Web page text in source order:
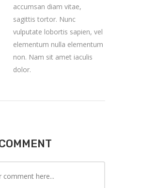
accumsan diam vitae,
sagittis tortor. Nunc
vulputate lobortis sapien, vel
elementum nulla elementum
non. Nam sit amet iaculis
dolor.